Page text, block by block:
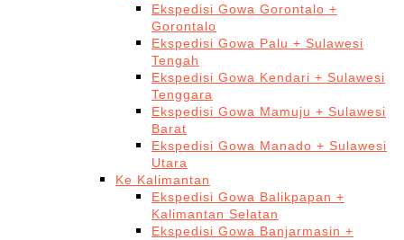
Ekspedisi Gowa Gorontalo +
Gorontalo
Ekspedisi Gowa Palu + Sulawesi
Tengah
Ekspedisi Gowa Kendari + Sulawesi
Tenggara
Ekspedisi Gowa Mamuju + Sulawesi
Barat
Ekspedisi Gowa Manado + Sulawesi
Utara
Ke Kalimantan
Ekspedisi Gowa Balikpapan +
Kalimantan Selatan
Ekspedisi Gowa Banjarmasin +